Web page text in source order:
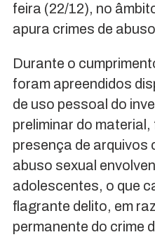
feira (22/12), no
apura crimes de
Durante o
foram apreendidos
de uso pessoal do
preliminar do
presença de arquivos
abuso sexual
adolescentes, o que
flagrante delito, em
permanente do crime